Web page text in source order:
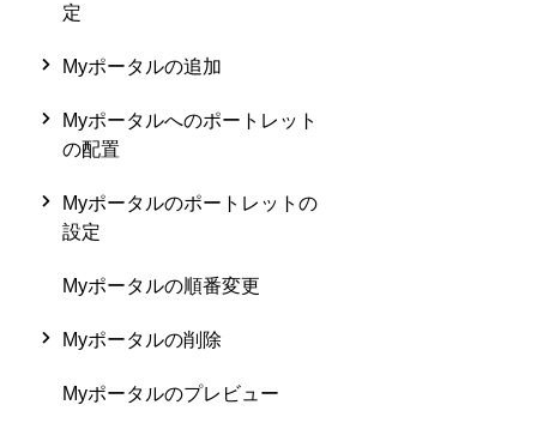
定
Myポータルの追加
Myポータルへのポートレット
の配置
Myポータルのポートレットの
設定
Myポータルの順番変更
Myポータルの削除
Myポータルのプレビュー